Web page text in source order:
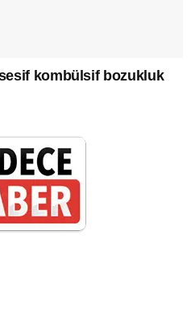
kombülsif bozukluk